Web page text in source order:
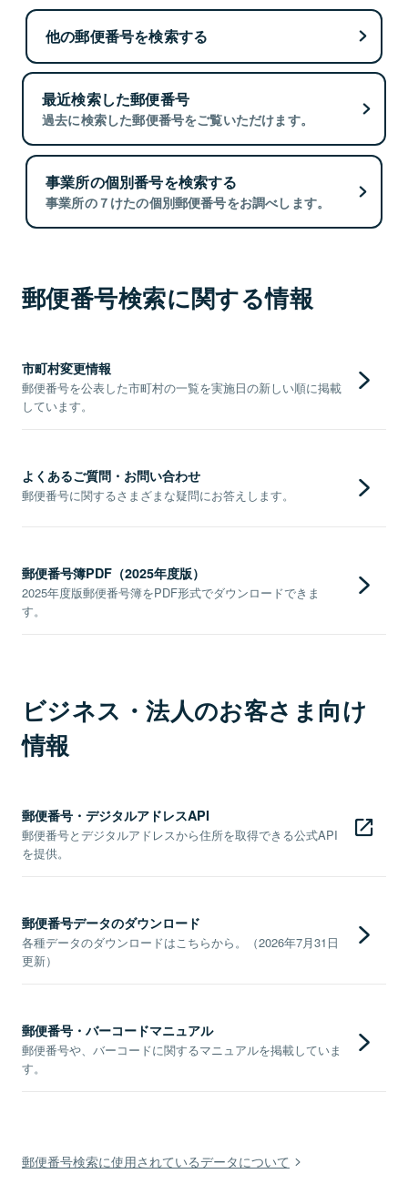
他の郵便番号を検索する
最近検索した郵便番号
過去に検索した郵便番号をご覧いただけます。
事業所の個別番号を検索する
事業所の７けたの個別郵便番号をお調べします。
郵便番号検索に関する情報
市町村変更情報
郵便番号を公表した市町村の一覧を実施日の新しい順に掲載
しています。
よくあるご質問・お問い合わせ
郵便番号に関するさまざまな疑問にお答えします。
郵便番号簿PDF（2025年度版）
2025年度版郵便番号簿をPDF形式でダウンロードできま
す。
ビジネス・法人のお客さま向け
情報
郵便番号・デジタルアドレスAPI
郵便番号とデジタルアドレスから住所を取得できる公式API
を提供。
郵便番号データのダウンロード
各種データのダウンロードはこちらから。（2026年7月31日
更新）
郵便番号・バーコードマニュアル
郵便番号や、バーコードに関するマニュアルを掲載していま
す。
郵便番号検索に使用されているデータについて